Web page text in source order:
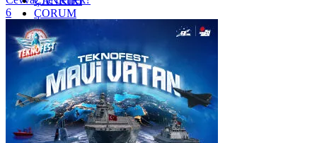
ÇORUM
İSTANBUL
İZMİR
ŞANLIURFA
ŞIRNAK
6